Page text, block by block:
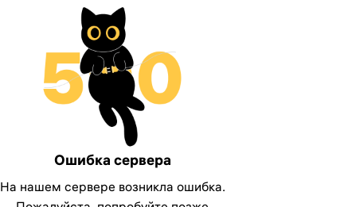
Ошибка сервера
На нашем сервере возникла ошибка.